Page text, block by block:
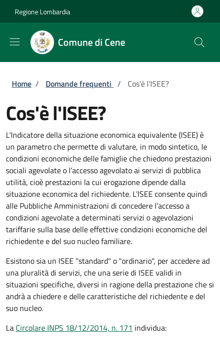
Regione Lombardia
Comune di Cene
Briciole di pane
Home / Domande frequenti / Cos'è l'ISEE?
Cos'è l'ISEE?
L'Indicatore della situazione economica equivalente (ISEE) è
un parametro che permette di valutare, in modo sintetico, le
condizioni economiche delle famiglie che chiedono prestazioni
sociali agevolate o l’accesso agevolato ai servizi di pubblica
utilità, cioè prestazioni la cui erogazione dipende dalla
situazione economica del richiedente. L’ISEE consente quindi
alle Pubbliche Amministrazioni di concedere l’accesso a
condizioni agevolate a determinati servizi o agevolazioni
tariffarie sulla base delle effettive condizioni economiche del
richiedente e del suo nucleo familiare.
Esistono sia un ISEE "standard" o "ordinario", per accedere ad
una pluralità di servizi, che una serie di ISEE validi in
situazioni specifiche, diversi in ragione della prestazione che si
andrà a chiedere e delle caratteristiche del richiedente e del
suo nucleo.
La Circolare INPS 18/12/2014, n. 171 individua: